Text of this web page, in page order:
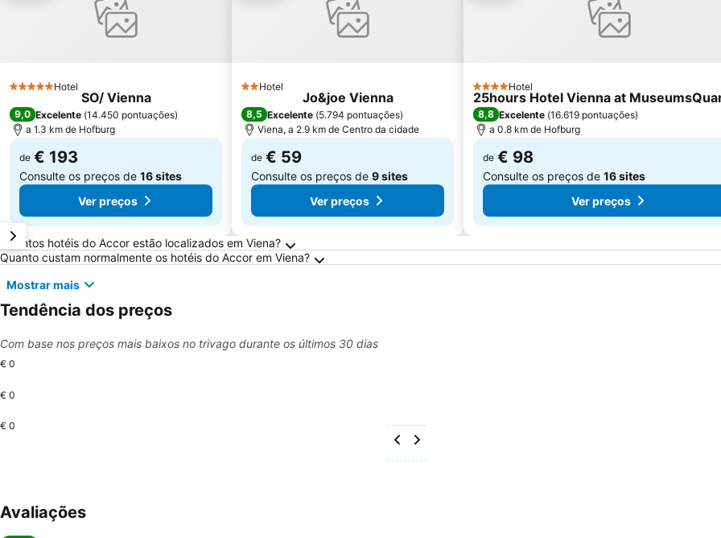
5 EstrelasHotel
SO/ Vienna
9,0 Excelente (14.450 pontuações)
a 1.3 km de Hofburg
de € 193
Consulte os preços de 16 sites
Ver preços
2 Estrelas
Hotel
Jo&joe Vienna
8,5 Excelente (5.794 pontuações)
Viena, a 2.9 km de Centro da cidade
de € 59
Consulte os preços de 9 sites
Ver preços
4 Estrelas
Hotel
25hours Hotel Vienna at
8,8 Excelente (16.619 pontuações)
a 0.8 km de Hofburg
de € 98
Consulte os preços de 16 sites
Ver preços
Perguntas Frequentes sobre Viena
Quantos hotéis do Accor estão localizados em Viena?
Quanto custam normalmente os hotéis do Accor em Viena?
Mostrar mais
Tendência dos preços
Com base nos preços mais baixos no trivago durante os últimos 30 dias
€ 0
€ 0
€ 0
Avaliações